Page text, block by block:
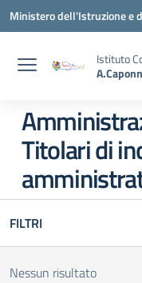
Vai ai contenuti
Vai al menu di navigazione
Vai al footer
Ministero dell'Istruzione e
Istituto
Titolari di
FILTRI
Nessun risultato